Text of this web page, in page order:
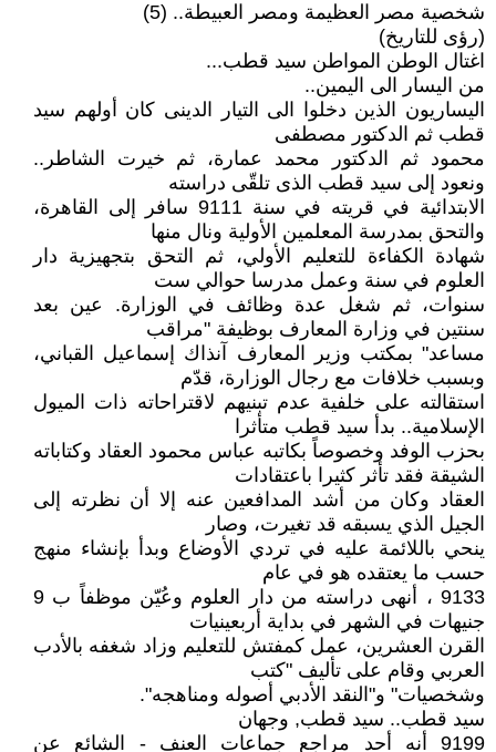
شخصية مصر العظيمة ومصر العبيطة.. (5)
(رؤى للتاريخ)
اغتال الوطن المواطن سيد قطب...
من اليسار الى اليمين..
اليساريون الذين دخلوا الى التيار الدينى كان أولهم سيد
قطب ثم الدكتور مصطفى
محمود ثم الدكتور محمد عمارة، ثم خيرت الشاطر..
ونعود إلى سيد قطب الذى تلقّى دراسته
الابتدائية في قريته في سنة 9111 سافر إلى القاهرة،
والتحق بمدرسة المعلمين الأولية ونال منها
شهادة الكفاءة للتعليم الأولي، ثم التحق بتجهيزية دار
العلوم في سنة وعمل مدرسا حوالي ست
سنوات، ثم شغل عدة وظائف في الوزارة. عين بعد
سنتين في وزارة المعارف بوظيفة "مراقب
مساعد" بمكتب وزير المعارف آنذاك إسماعيل القباني،
وبسبب خلافات مع رجال الوزارة، قدّم
استقالته على خلفية عدم تبنيهم لاقتراحاته ذات الميول
الإسلامية.. بدأ سيد قطب متأثرا
بحزب الوفد وخصوصاً بكاتبه عباس محمود العقاد وكتاباته
الشيقة فقد تأثر كثيرا باعتقادات
العقاد وكان من أشد المدافعين عنه إلا أن نظرته إلى
الجيل الذي يسبقه قد تغيرت، وصار
ينحي باللائمة عليه في تردي الأوضاع وبدأ بإنشاء منهج
حسب ما يعتقده هو في عام
9133 ، أنهى دراسته من دار العلوم وعُيّن موظفاً ب 9
جنيهات في الشهر في بداية أربعينيات
القرن العشرين، عمل كمفتش للتعليم وزاد شغفه بالأدب
العربي وقام على تأليف "كتب
وشخصيات" و"النقد الأدبي أصوله ومناهجه".
سيد قطب.. سيد قطب, وجهان
9199 أنه أحد مراجع جماعات العنف - الشائع عن